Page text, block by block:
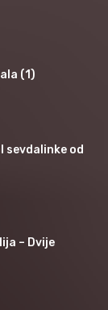
(1)
sevdalinke od
– Dvije